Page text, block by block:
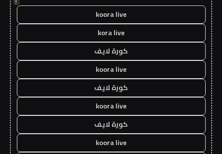
koora live
kora live
كورة لايف
koora live
كورة لايف
koora live
كورة لايف
koora live